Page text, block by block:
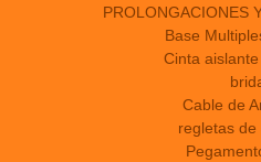
PROLONGACIONES
Base
Cinta
Cable de
regletas de